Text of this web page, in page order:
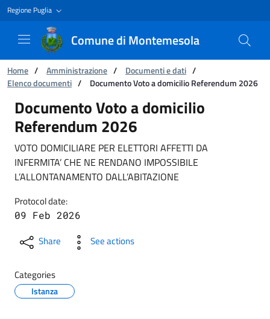
Regione Puglia
Comune di Montemesola
You are:
Home / Amministrazione / Documenti e dati /
Elenco documenti / Documento Voto a domicilio Referendum 2026
Documento Voto a domicilio Referendum
Documento Voto a domicilio
Referendum 2026
VOTO DOMICILIARE PER ELETTORI AFFETTI DA
INFERMITA’ CHE NE RENDANO IMPOSSIBILE
L’ALLONTANAMENTO DALL’ABITAZIONE
Protocol date:
09 Feb 2026
Share See actions
Categories
Istanza